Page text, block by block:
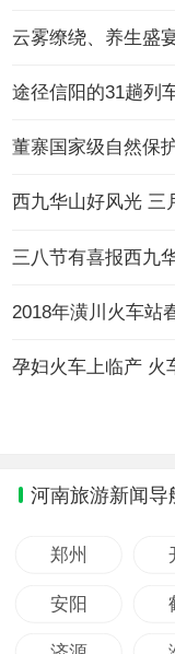
途径信阳的31趟列
董寨国家级自然保
西九华山好风光 三
三八节有喜报西九
2018年潢川火车站
孕妇火车上临产 火
河南旅游新闻导
郑州
安阳